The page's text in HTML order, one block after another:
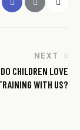
NEXT
CHILDREN LOVE
WITH US?